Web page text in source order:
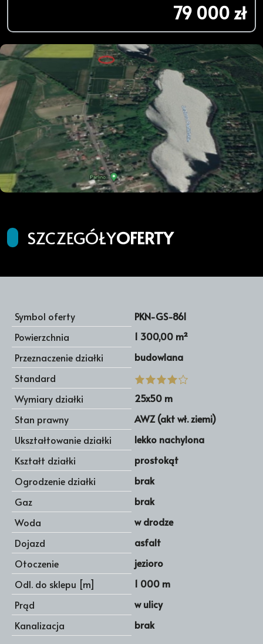
79 000 zł
SZCZEGÓŁYOFERTY
Symbol oferty
PKN-GS-861
Powierzchnia
1 300,00 m²
Przeznaczenie działki
budowlana
Standard
Wymiary działki
25x50 m
Stan prawny
AWZ (akt wł. ziemi)
Ukształtowanie działki
lekko nachylona
Kształt działki
prostokąt
Ogrodzenie działki
brak
Gaz
brak
Woda
w drodze
Dojazd
asfalt
Otoczenie
jezioro
Odl. do sklepu [m]
1 000 m
Prąd
w ulicy
Kanalizacja
brak